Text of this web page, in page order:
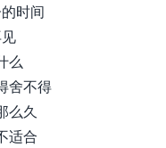
时间
么
舍不得
么久
适合